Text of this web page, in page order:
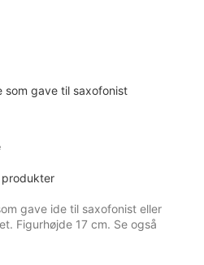
produkter
gave ide til saxofonist eller
Figurhøjde 17 cm. Se også